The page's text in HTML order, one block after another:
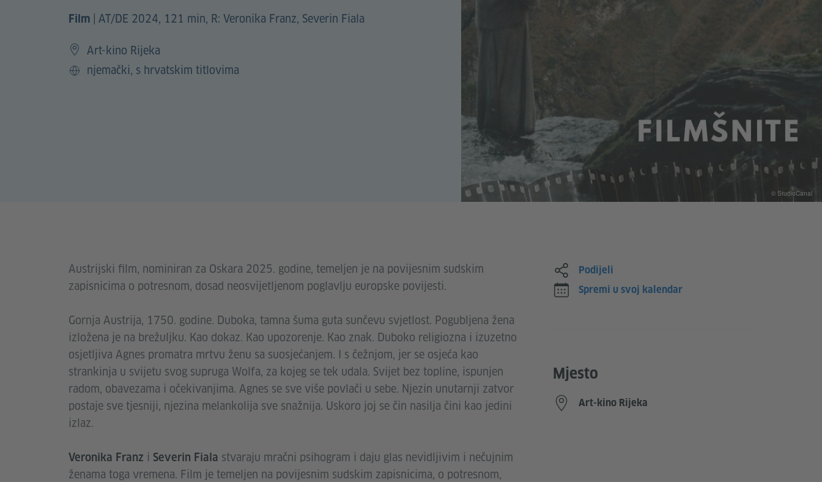
Film AT/DE 2024, 121 min, R: Veronika Franz, Severin Fiala
Art-kino Rijeka
Jezik
njemački, s hrvatskim titlovima
© StudioCanal
Austrijski film, nominiran za Oskara 2025. godine, temeljen je na povijesnim sudskim
zapisnicima o potresnom, dosad neosvijetljenom poglavlju europske povijesti.
Gornja Austrija, 1750. godine. Duboka, tamna šuma guta sunčevu svjetlost. Pogubljena žena
izložena je na brežuljku. Kao dokaz. Kao upozorenje. Kao znak. Duboko religiozna i izuzetno
osjetljiva Agnes promatra mrtvu ženu sa suosjećanjem. I s čežnjom, jer se osjeća kao
strankinja u svijetu svog supruga Wolfa, za kojeg se tek udala. Svijet bez topline, ispunjen
radom, obavezama i očekivanjima. Agnes se sve više povlači u sebe. Njezin unutarnji zatvor
postaje sve tjesniji, njezina melankolija sve snažnija. Uskoro joj se čin nasilja čini kao jedini
izlaz.
Veronika Franz i Severin Fiala stvaraju mračni psihogram i daju glas nevidljivim i nečujnim
ženama toga vremena. Film je temeljen na povijesnim sudskim zapisnicima, o potresnom,
Podijeli
Spremi u svoj kalendar
Mjesto
Art-kino Rijeka